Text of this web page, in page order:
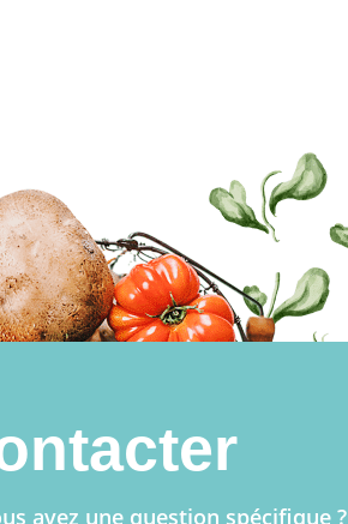
avez une question spécifique ?